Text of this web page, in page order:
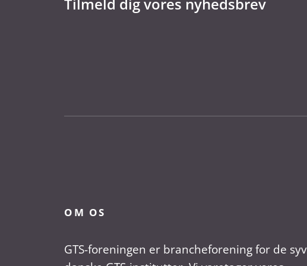
OM OS
GTS-foreningen er brancheforening for de syv